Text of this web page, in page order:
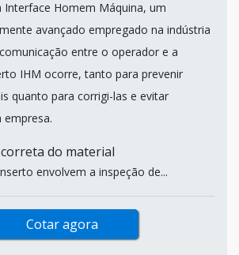
Interface Homem Máquina, um
avançado empregado na indústria
entre o operador e a
IHM ocorre, tanto para prevenir
quanto para corrigi-las e evitar
do material
envolvem a inspeção de...
Cotar agora